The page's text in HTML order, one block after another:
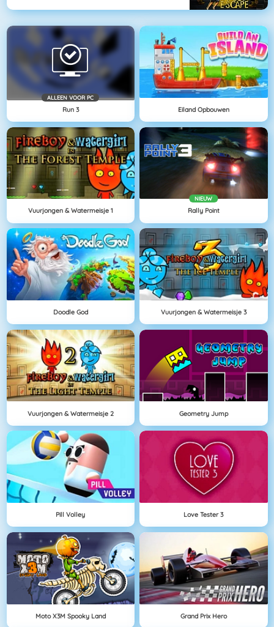
ALLEEN VOOR PC
Run 3 Eiland Opbouwen
Vuurjongen & Watermeisje 1
NIEUW
Rally Point
Doodle God Vuurjongen & Watermeisje 3
Vuurjongen & Watermeisje 2 Geometry Jump
Pill Volley Love Tester 3
Moto X3M Spooky Land Grand Prix Hero